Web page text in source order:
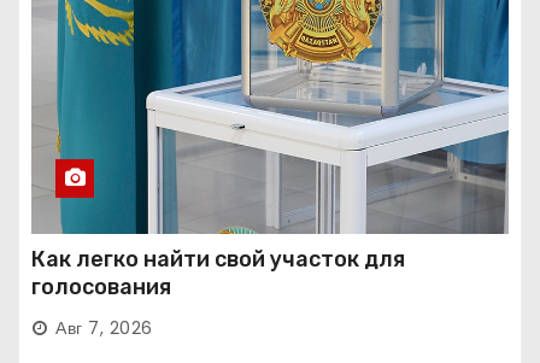
Как легко найти свой участок для
голосования
Авг 7, 2026